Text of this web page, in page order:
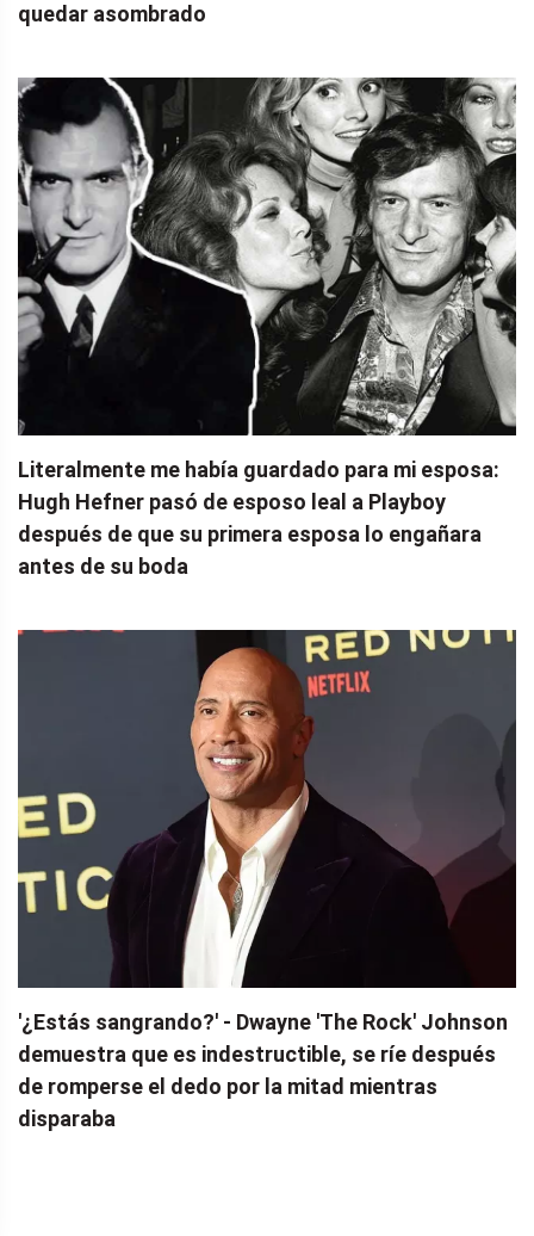
quedar asombrado
Literalmente me había guardado para mi esposa:
Hugh Hefner pasó de esposo leal a Playboy
después de que su primera esposa lo engañara
antes de su boda
'¿Estás sangrando?' - Dwayne 'The Rock' Johnson
demuestra que es indestructible, se ríe después
de romperse el dedo por la mitad mientras
disparaba